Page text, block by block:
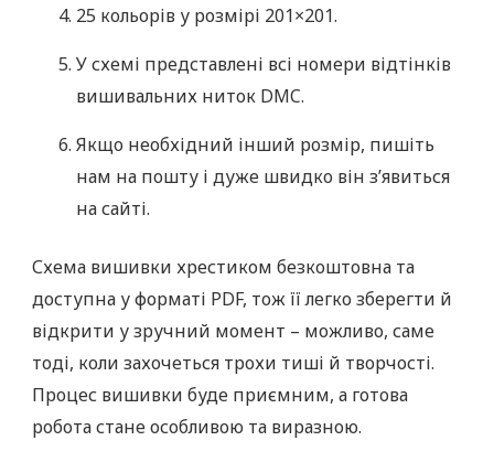
25 кольорів у розмірі 201×201.
У схемі представлені всі номери відтінків
вишивальних ниток DMC.
Якщо необхідний інший розмір, пишіть
нам на пошту і дуже швидко він з’явиться
на сайті.
Схема вишивки хрестиком безкоштовна та
доступна у форматі PDF, тож її легко зберегти й
відкрити у зручний момент – можливо, саме
тоді, коли захочеться трохи тиші й творчості.
Процес вишивки буде приємним, а готова
робота стане особливою та виразною.